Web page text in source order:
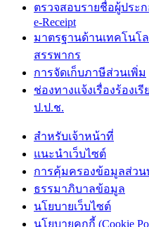
ตรวจสอบรายชื่อผู้ประก
e-Receipt
มาตรฐานด้านเทคโนโ
สรรพากร
การจัดเก็บภาษีส่วนเพิ่ม
ช่องทางแจ้งเรื่องร้อง
ป.ป.ช.
สำหรับเจ้าหน้าที่
แนะนำเว็บไซต์
การคุ้มครองข้อมูลส่ว
ธรรมาภิบาลข้อมูล
นโยบายเว็บไซต์
นโยบายคุกกี้ (Cookie